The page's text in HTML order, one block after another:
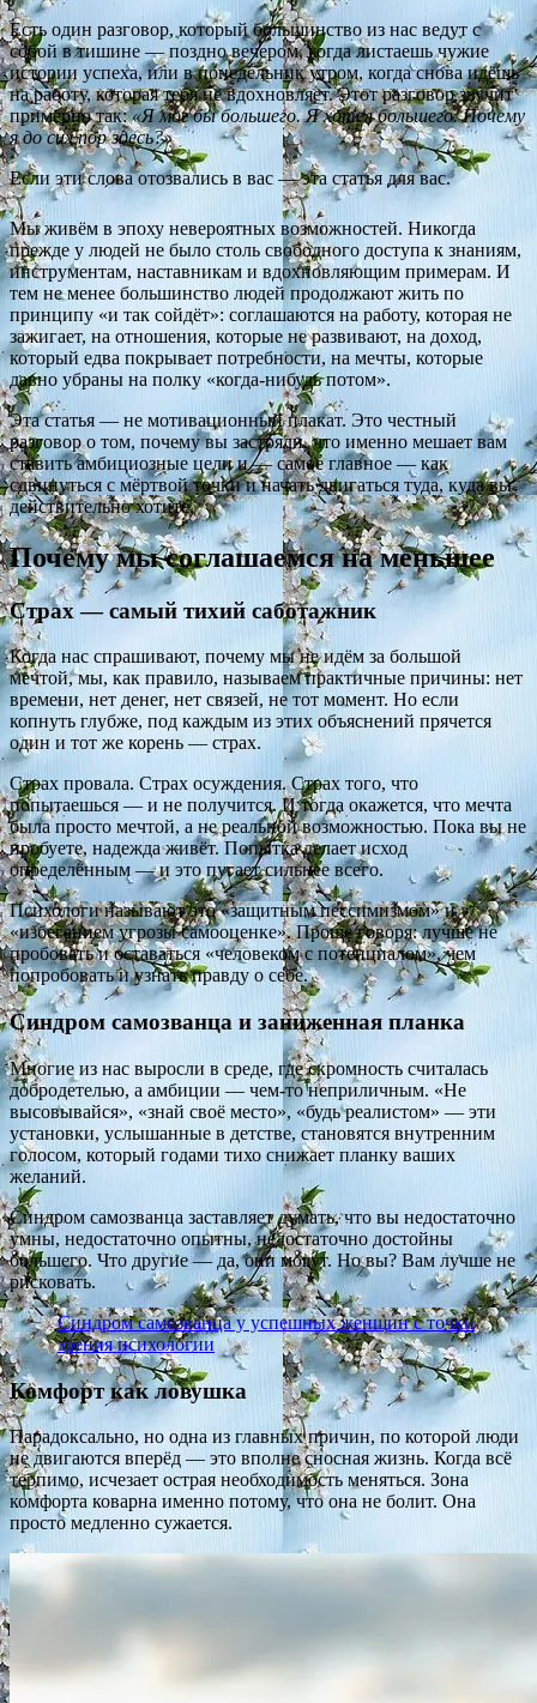
Есть один разговор, который большинство из нас ведут с
собой в тишине — поздно вечером, когда листаешь чужие
истории успеха, или в понедельник утром, когда снова идёшь
на работу, которая тебя не вдохновляет. Этот разговор звучит
примерно так:«Я мог бы большего. Я хотел большего. Почему
я до сих пор здесь?»
Если эти слова отозвались в вас — эта статья для вас.
Мы живём в эпоху невероятных возможностей. Никогда
прежде у людей не было столь свободного доступа к знаниям,
инструментам, наставникам и вдохновляющим примерам. И
тем не менее большинство людей продолжают жить по
принципу «и так сойдёт»: соглашаются на работу, которая не
зажигает, на отношения, которые не развивают, на доход,
который едва покрывает потребности, на мечты, которые
давно убраны на полку «когда-нибудь потом».
Эта статья — не мотивационный плакат. Это честный
разговор о том, почему вы застряли, что именно мешает вам
ставить амбициозные цели и — самое главное — как
сдвинуться с мёртвой точки и начать двигаться туда, куда вы
действительно хотите.
Почему мы соглашаемся на меньшее
Страх — самый тихий саботажник
Когда нас спрашивают, почему мы не идём за большой
мечтой, мы, как правило, называем практичные причины: нет
времени, нет денег, нет связей, не тот момент. Но если
копнуть глубже, под каждым из этих объяснений прячется
один и тот же корень — страх.
Страх провала. Страх осуждения. Страх того, что
попытаешься — и не получится. И тогда окажется, что мечта
была просто мечтой, а не реальной возможностью. Пока вы не
пробуете, надежда живёт. Попытка делает исход
определённым — и это пугает сильнее всего.
Психологи называют это «защитным пессимизмом» и
«избеганием угрозы самооценке». Проще говоря: лучше не
пробовать и оставаться «человеком с потенциалом», чем
попробовать и узнать правду о себе.
Синдром самозванца и заниженная планка
Многие из нас выросли в среде, где скромность считалась
добродетелью, а амбиции — чем-то неприличным. «Не
высовывайся», «знай своё место», «будь реалистом» — эти
установки, услышанные в детстве, становятся внутренним
голосом, который годами тихо снижает планку ваших
желаний.
Синдром самозванца заставляет думать, что вы недостаточно
умны, недостаточно опытны, недостаточно достойны
большего. Что другие — да, они могут. Но вы? Вам лучше не
рисковать.
Синдром самозванца у успешных женщин с точки
зрения психологии
Комфорт как ловушка
Парадоксально, но одна из главных причин, по которой люди
не двигаются вперёд — это вполне сносная жизнь. Когда всё
терпимо, исчезает острая необходимость меняться. Зона
комфорта коварна именно потому, что она не болит. Она
просто медленно сужается.